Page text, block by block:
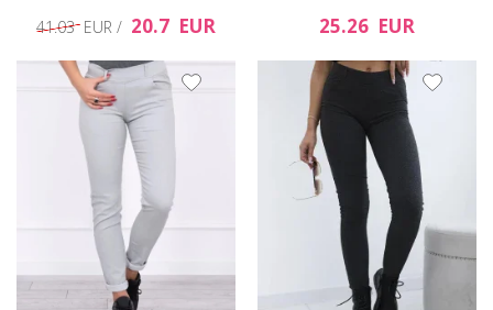
41.03 EUR / 20.7 EUR 25.26 EUR